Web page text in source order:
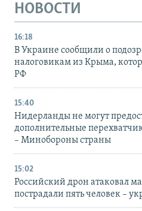
НОВОСТИ
16:18
В Украине сообщили о
налоговикам из Крыма,
РФ
15:40
Нидерланды не могут
дополнительные
– Минобороны страны
15:02
Российский дрон атаковал
пострадали пять человек –